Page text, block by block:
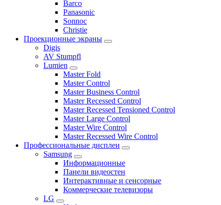
Barco
Panasonic
Sonnoc
Сhristie
Проекционные экраны
Digis
AV Stumpfl
Lumien
Master Fold
Master Control
Master Business Control
Master Recessed Control
Master Recessed Tensioned Control
Master Large Control
Master Wire Control
Master Recessed Wire Control
Профессиональные дисплеи
Samsung
Информационные
Панели видеостен
Интерактивные и сенсорные
Коммерческие телевизоры
LG